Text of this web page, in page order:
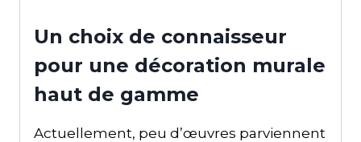
Un choix de connaisseur
pour une décoration murale
haut de gamme
Actuellement, peu d’œuvres parviennent